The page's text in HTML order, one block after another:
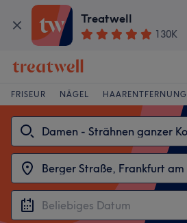
Treatwell
130K
FRISEUR NÄGEL HAARENTFERNUNG